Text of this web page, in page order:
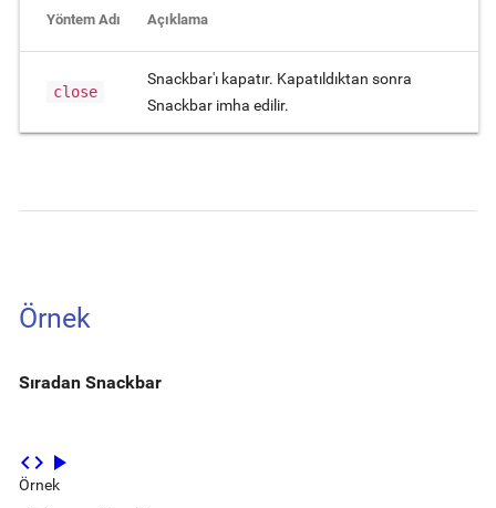
Yöntem Adı Açıklama
close
Snackbar'ı kapatır. Kapatıldıktan sonra
Snackbar imha edilir.
Örnek
Sıradan Snackbar
code play_arrow
Örnek